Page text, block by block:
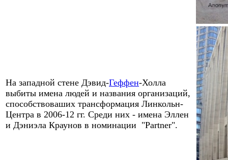
На западной стене Дэвид-Геффен-Холла
выбиты имена людей и названия организаций,
способствоваших трансформация Линкольн-
Центра в 2006-12 гг. Среди них - имена Эллен
и Дэниэла Краунов в номинации "Partner".